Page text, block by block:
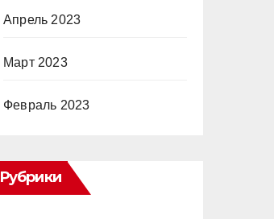
Апрель 2023
Март 2023
Февраль 2023
Рубрики